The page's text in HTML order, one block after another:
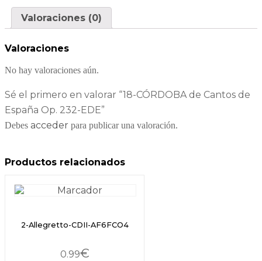
Valoraciones (0)
Valoraciones
No hay valoraciones aún.
Sé el primero en valorar “18-CÓRDOBA de Cantos de
España Op. 232-EDE”
Debes acceder para publicar una valoración.
Productos relacionados
2-Allegretto-CDII-AF6FCO4
0.99€